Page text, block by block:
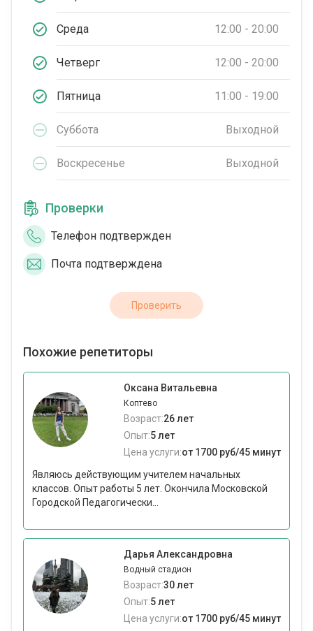
Среда 12:00 - 20:00
Четверг 12:00 - 20:00
Пятница 11:00 - 19:00
Суббота Выходной
Воскресенье Выходной
Проверки
Телефон подтвержден
Почта подтверждена
Проверить
Похожие репетиторы
Оксана Витальевна
Коптево
Возраст:26 лет
Опыт:5 лет
Цена услуги:от 1700 руб/45 минут
Являюсь действующим учителем начальных
классов. Опыт работы 5 лет. Окончила Московской
Городской Педагогически...
Дарья Александровна
Водный стадион
Возраст:30 лет
Опыт:5 лет
Цена услуги:от 1700 руб/45 минут